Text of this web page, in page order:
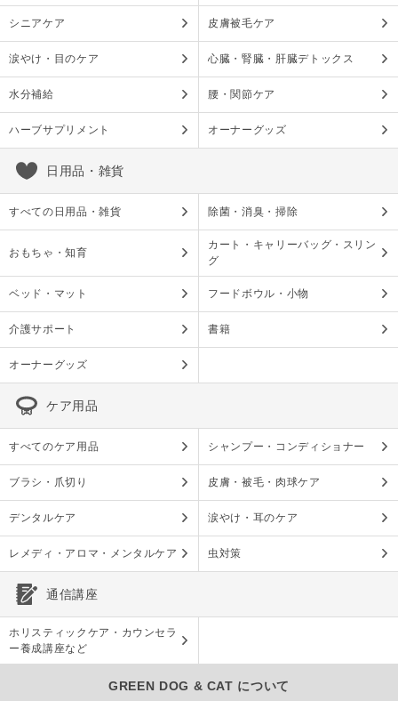
シニアケア 皮膚被毛ケア
涙やけ・目のケア 心臓・腎臓・肝臓デトックス
水分補給 腰・関節ケア
ハーブサプリメント オーナーグッズ
日用品・雑貨
すべての日用品・雑貨 除菌・消臭・掃除
おもちゃ・知育
カート・キャリーバッグ・スリン
グ
ベッド・マット フードボウル・小物
介護サポート 書籍
オーナーグッズ
ケア用品
すべてのケア用品 シャンプー・コンディショナー
ブラシ・爪切り 皮膚・被毛・肉球ケア
デンタルケア 涙やけ・耳のケア
レメディ・アロマ・メンタルケア 虫対策
通信講座
ホリスティックケア・カウンセラ
ー養成講座など
GREEN DOG & CAT について